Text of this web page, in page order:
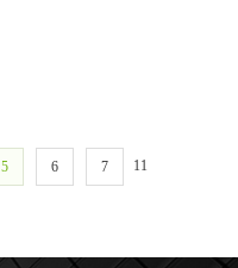
5 6 7 11